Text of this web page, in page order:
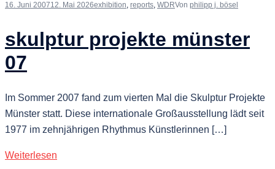
16. Juni 200712. Mai 2026exhibition, reports, WDRVon philipp j. bösel
skulptur projekte münster
07
Im Sommer 2007 fand zum vierten Mal die Skulptur Projekte
Münster statt. Diese internationale Großausstellung lädt seit
1977 im zehnjährigen Rhythmus Künstlerinnen […]
Weiterlesen